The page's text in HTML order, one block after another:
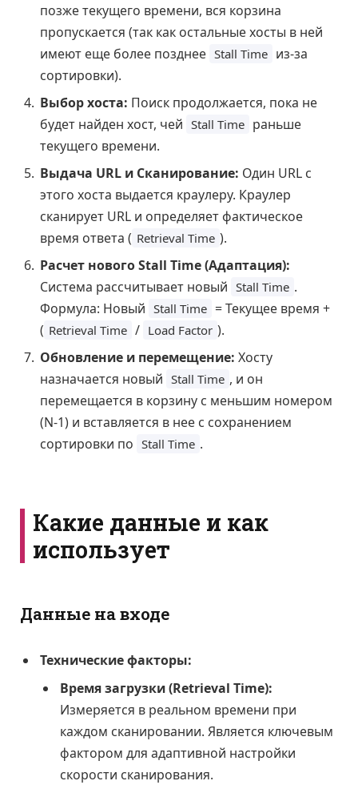
позже текущего времени, вся корзина
пропускается (так как остальные хосты в ней
имеют еще более позднее Stall Time из-за
сортировки).
Выбор хоста: Поиск продолжается, пока не
будет найден хост, чей Stall Time раньше
текущего времени.
Выдача URL и Сканирование: Один URL с
этого хоста выдается краулеру. Краулер
сканирует URL и определяет фактическое
время ответа ( Retrieval Time ).
Расчет нового Stall Time (Адаптация):
Система рассчитывает новый Stall Time .
Формула: Новый Stall Time = Текущее время +
( Retrieval Time / Load Factor ).
Обновление и перемещение: Хосту
назначается новый Stall Time , и он
перемещается в корзину с меньшим номером
(N-1) и вставляется в нее с сохранением
сортировки по Stall Time .
Какие данные и как
использует
Данные на входе
Технические факторы:
Время загрузки (Retrieval Time):
Измеряется в реальном времени при
каждом сканировании. Является ключевым
фактором для адаптивной настройки
скорости сканирования.